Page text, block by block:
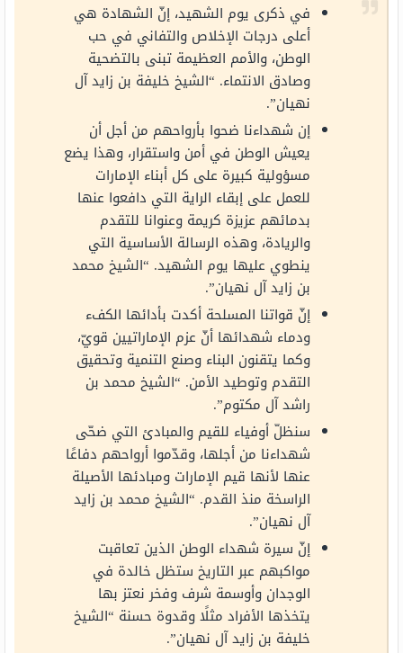
في ذكرى يوم الشهيد، إنّ الشهادة هي
أعلى درجات الإخلاص والتفاني في حب
الوطن، والأمم العظيمة تبنى بالتضحية
وصادق الانتماء. “الشيخ خليفة بن زايد آل
نهيان”.
إن شهداءنا ضحوا بأرواحهم من أجل أن
يعيش الوطن في أمن واستقرار، وهذا يضع
مسؤولية كبيرة على كل أبناء الإمارات
للعمل على إبقاء الراية التي دافعوا عنها
بدمائهم عزيزة كريمة وعنوانا للتقدم
والريادة، وهذه الرسالة الأساسية التي
ينطوي عليها يوم الشهيد. “الشيخ محمد
بن زايد آل نهيان”.
إنّ قواتنا المسلحة أكدت بأدائها الكفء
ودماء شهدائها أنّ عزم الإماراتيين قويّ،
وكما يتقنون البناء وصنع التنمية وتحقيق
التقدم وتوطيد الأمن. “الشيخ محمد بن
راشد آل مكتوم”.
سنظلّ أوفياء للقيم والمبادئ التي ضحّى
شهداءنا من أجلها، وقدّموا أرواحهم دفاعًا
عنها لأنها قيم الإمارات ومبادئها الأصيلة
الراسخة منذ القدم. “الشيخ محمد بن زايد
آل نهيان”.
إنّ سيرة شهداء الوطن الذين تعاقبت
مواكبهم عبر التاريخ ستظل خالدة في
الوجدان وأوسمة شرف وفخر نعتز بها
يتخذها الأفراد مثلًا وقدوة حسنة “الشيخ
خليفة بن زايد آل نهيان”.